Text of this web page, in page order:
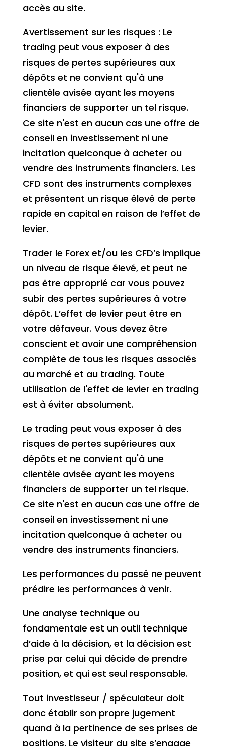
accès au site.
Avertissement sur les risques : Le
trading peut vous exposer à des
risques de pertes supérieures aux
dépôts et ne convient qu'à une
clientèle avisée ayant les moyens
financiers de supporter un tel risque.
Ce site n'est en aucun cas une offre de
conseil en investissement ni une
incitation quelconque à acheter ou
vendre des instruments financiers. Les
CFD sont des instruments complexes
et présentent un risque élevé de perte
rapide en capital en raison de l’effet de
levier.
Trader le Forex et/ou les CFD’s implique
un niveau de risque élevé, et peut ne
pas être approprié car vous pouvez
subir des pertes supérieures à votre
dépôt. L’effet de levier peut être en
votre défaveur. Vous devez être
conscient et avoir une compréhension
complète de tous les risques associés
au marché et au trading. Toute
utilisation de l'effet de levier en trading
est à éviter absolument.
Le trading peut vous exposer à des
risques de pertes supérieures aux
dépôts et ne convient qu'à une
clientèle avisée ayant les moyens
financiers de supporter un tel risque.
Ce site n'est en aucun cas une offre de
conseil en investissement ni une
incitation quelconque à acheter ou
vendre des instruments financiers.
Les performances du passé ne peuvent
prédire les performances à venir.
Une analyse technique ou
fondamentale est un outil technique
d’aide à la décision, et la décision est
prise par celui qui décide de prendre
position, et qui est seul responsable.
Tout investisseur / spéculateur doit
donc établir son propre jugement
quand à la pertinence de ses prises de
positions. Le visiteur du site s’engage